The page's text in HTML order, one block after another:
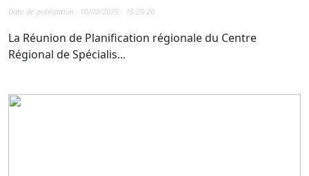
Date de publication : 10/02/2025 - 16:20:20
La Réunion de Planification régionale du Centre
Régional de Spécialis...